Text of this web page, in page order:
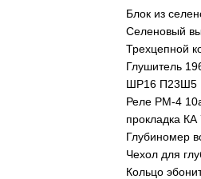
Блок из
Селеновый
Трехцепной
Глушитель
ШР16 П23Ш5
Реле РМ-4
прокладка
Глубиномер
Чехол для
Кольцо